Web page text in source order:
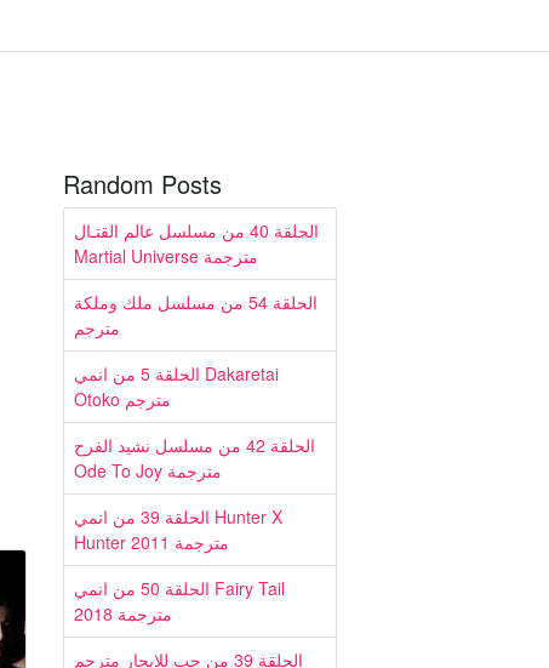
Random Posts
الحلقة 40 من مسلسل عالم القتـال
Martial Universe مترجمة
الحلقة 54 من مسلسل ملك وملكة
مترجم
الحلقة 5 من انمي Dakaretai
Otoko مترجم
الحلقة 42 من مسلسل نشيد الفرح
Ode To Joy مترجمة
الحلقة 39 من انمي Hunter X
Hunter 2011 مترجمة
الحلقة 50 من انمي Fairy Tail
2018 مترجمة
الحلقة 39 من حب للايجار مترجم